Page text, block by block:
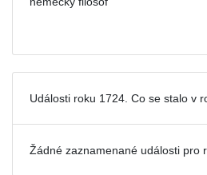
Události roku 1724. Co se stalo v
Žádné zaznamenané události pro